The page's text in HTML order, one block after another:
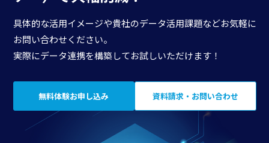
具体的な活用イメージや貴社のデータ活用課題などお気軽に
お問い合わせください。
実際にデータ連携を構築してお試しいただけます！
無料体験お申し込み 資料請求・お問い合わせ